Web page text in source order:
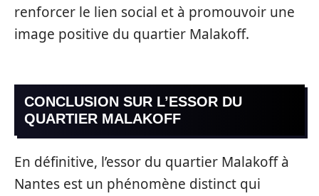
renforcer le lien social et à promouvoir une
image positive du quartier Malakoff.
CONCLUSION SUR L’ESSOR DU
QUARTIER MALAKOFF
En définitive, l’essor du quartier Malakoff à
Nantes est un phénomène distinct qui